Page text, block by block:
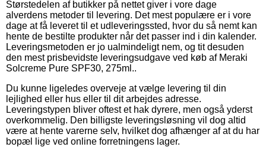
Størstedelen af butikker på nettet giver i vore dage
alverdens metoder til levering. Det mest populære er i vore
dage at få leveret til et udleveringssted, hvor du så nemt kan
hente de bestilte produkter når det passer ind i din kalender.
Leveringsmetoden er jo ualmindeligt nem, og tit desuden
den mest prisbevidste leveringsudgave ved køb af Meraki
Solcreme Pure SPF30, 275ml..
Du kunne ligeledes overveje at vælge levering til din
lejlighed eller hus eller til dit arbejdes adresse.
Leveringstypen bliver oftest et hak dyrere, men også yderst
overkommelig. Den billigste leveringsløsning vil dog altid
være at hente varerne selv, hvilket dog afhænger af at du har
bopæl lige ved online forretningens lager.